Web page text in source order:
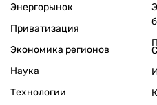
Энергорынок
Приватизация
Экономика регионов
Наука
Технологии